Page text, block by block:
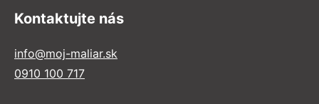
Kontaktujte nás
info@moj-maliar.sk
0910 100 717